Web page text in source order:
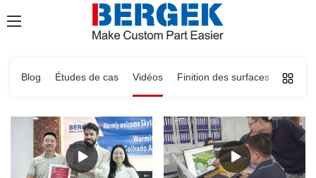
Blog Études de cas Vidéos Finition des surfaces